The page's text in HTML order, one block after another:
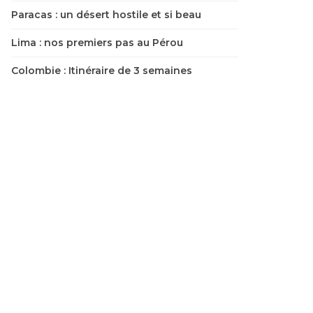
Paracas : un désert hostile et si beau
Lima : nos premiers pas au Pérou
Colombie : Itinéraire de 3 semaines